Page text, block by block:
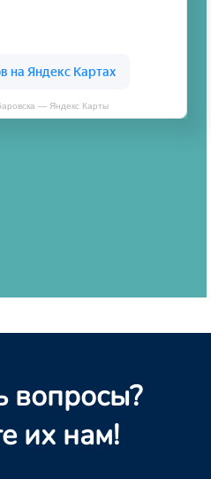
— Яндекс Карты
вопросы?
их нам!